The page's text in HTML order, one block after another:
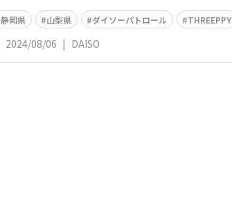
静岡県 山梨県 ダイソーパトロール THREEPPY
2024/08/06 | DAISO